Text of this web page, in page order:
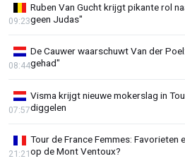
Ruben Van Gucht krijgt pikante rol
geen Judas"
09:23
De Cauwer waarschuwt Van der
gehad"
08:44
Visma krijgt nieuwe mokerslag in
diggelen
07:57
Tour de France Femmes: Favorieten
op de Mont Ventoux?
21:21